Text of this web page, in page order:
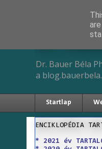
Dr.
Dr. Bauer Béla
a
Startlap
ENCIKLOPÉDIA
* 2021 év